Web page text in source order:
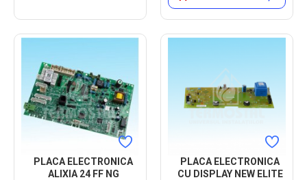
PLACA ELECTRONICA
ALIXIA 24 FF NG
PLACA ELECTRONICA
CU DISPLAY NEW ELITE